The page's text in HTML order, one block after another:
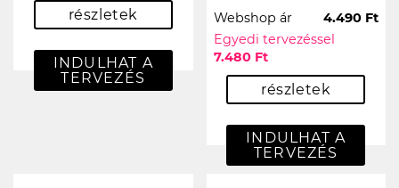
részletek
INDULHAT A
TERVEZÉS
Webshop ár
4.490 Ft
Egyedi tervezéssel
7.480 Ft
részletek
INDULHAT A
TERVEZÉS